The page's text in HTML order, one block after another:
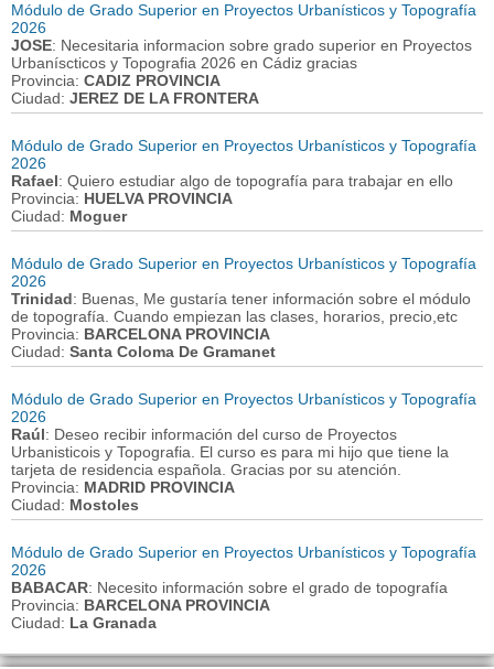
Módulo de Grado Superior en Proyectos Urbanísticos y Topografía
2026
JOSE: Necesitaria informacion sobre grado superior en Proyectos
Urbaníscticos y Topografia 2026 en Cádiz gracias
Provincia: CADIZ PROVINCIA
Ciudad: JEREZ DE LA FRONTERA
Módulo de Grado Superior en Proyectos Urbanísticos y Topografía
2026
Rafael: Quiero estudiar algo de topografía para trabajar en ello
Provincia: HUELVA PROVINCIA
Ciudad: Moguer
Módulo de Grado Superior en Proyectos Urbanísticos y Topografía
2026
Trinidad: Buenas, Me gustaría tener información sobre el módulo
de topografía. Cuando empiezan las clases, horarios, precio,etc
Provincia: BARCELONA PROVINCIA
Ciudad: Santa Coloma De Gramanet
Módulo de Grado Superior en Proyectos Urbanísticos y Topografía
2026
Raúl: Deseo recibir información del curso de Proyectos
Urbanisticois y Topografia. El curso es para mi hijo que tiene la
tarjeta de residencia española. Gracias por su atención.
Provincia: MADRID PROVINCIA
Ciudad: Mostoles
Módulo de Grado Superior en Proyectos Urbanísticos y Topografía
2026
BABACAR: Necesito información sobre el grado de topografía
Provincia: BARCELONA PROVINCIA
Ciudad: La Granada